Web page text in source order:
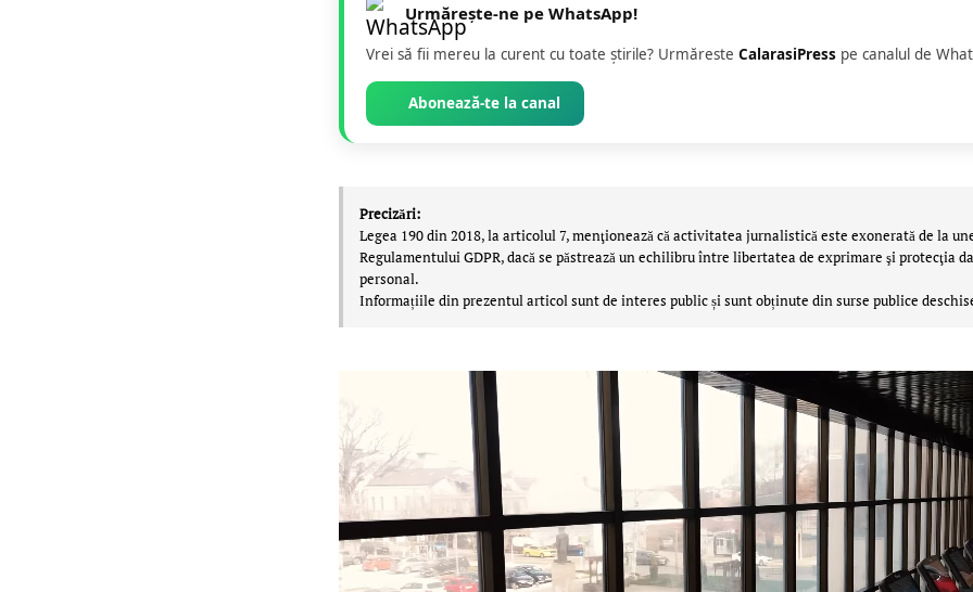
Urmărește-ne pe WhatsApp!
Vrei să fii mereu la curent cu toate știrile? Urmăreste CalarasiPress pe canalul de
Abonează-te la canal
Precizări:
Legea 190 din 2018, la articolul 7, menţionează că activitatea jurnalistică este exonerată de la
Regulamentului GDPR, dacă se păstrează un echilibru între libertatea de exprimare şi protecţia
personal.
Informațiile din prezentul articol sunt de interes public și sunt obținute din surse publice